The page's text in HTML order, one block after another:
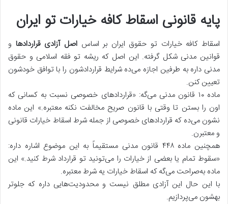
پایه قانونی اسقاط کافه خیارات تو ایران
اسقاط کافه خیارات تو حقوق ایران بر اساساصل آزادی قراردادها و
قوانین مدنی شکل گرفته. این اصل که ریشه تو فقه اسلامی و حقوق
مدنی داره به طرفین اجازه می‌ده شرایط قراردادشون را با توافق خودشون
تعیین کنن.
ماده ۱۰ قانون مدنی می‌گه: «قراردادهای خصوصی نسبت به کسانی که
اون را بستن تا وقتی با قانون صریح مخالفت نکنه معتبره.» این ماده
نشون می‌ده که قراردادهای خصوصی از جمله شرط اسقاط خیارات قانونی
و معتبرن.
همچنین ماده ۴۴۸ قانون مدنی مستقیماً به این موضوع اشاره داره:
«سقوط تمام یا بعضی از خیارات را می‌تونید تو قرارداد شرط کنید.» این
ماده به‌صراحت می‌گه که اسقاط خیارات یه شرط معتبره.
با این حال این آزادی مطلق نیست و محدودیت‌هایی داره که جلوتر
بهشون می‌پردازیم.